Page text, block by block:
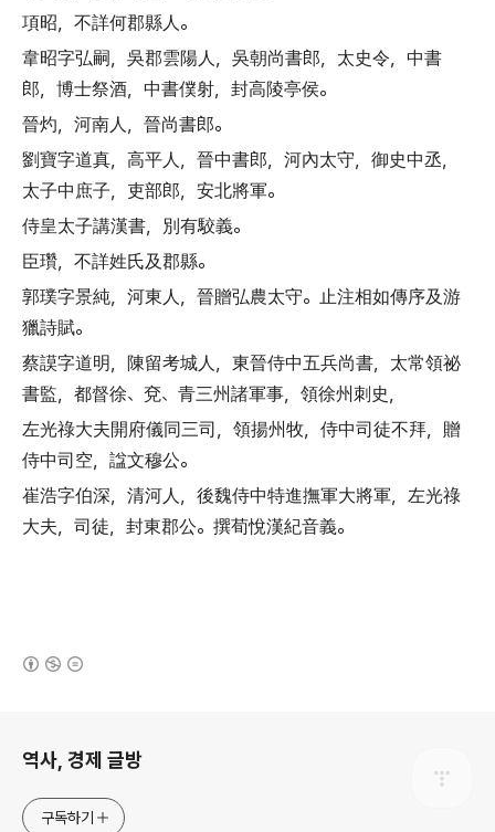
項昭， 不詳何郡縣人。
韋昭字弘嗣， 吳郡雲陽人， 吳朝尚書郎， 太史令， 中書
郎， 博士祭酒， 中書僕射， 封高陵亭侯。
晉灼， 河南人， 晉尚書郎。
劉寶字道真， 高平人， 晉中書郎， 河內太守， 御史中丞，
太子中庶子， 吏部郎， 安北將軍。
侍皇太子講漢書， 別有駮義。
臣瓚， 不詳姓氏及郡縣。
郭璞字景純， 河東人， 晉贈弘農太守。 止注相如傳序及游
獵詩賦。
蔡謨字道明， 陳留考城人， 東晉侍中五兵尚書， 太常領祕
書監， 都督徐、 兗、 青三州諸軍事， 領徐州刺史，
左光祿大夫開府儀同三司， 領揚州牧， 侍中司徒不拜， 贈
侍中司空， 諡文穆公。
崔浩字伯深， 清河人， 後魏侍中特進撫軍大將軍， 左光祿
大夫， 司徒， 封東郡公。 撰荀悅漢紀音義。
역사, 경제 글방
구독하기